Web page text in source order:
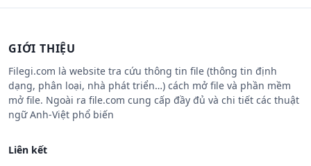
GIỚI THIỆU
Filegi.com là website tra cứu thông tin file (thông tin định
dạng, phân loại, nhà phát triển…) cách mở file và phần mềm
mở file. Ngoài ra file.com cung cấp đầy đủ và chi tiết các thuật
ngữ Anh-Việt phổ biến
Liên kết